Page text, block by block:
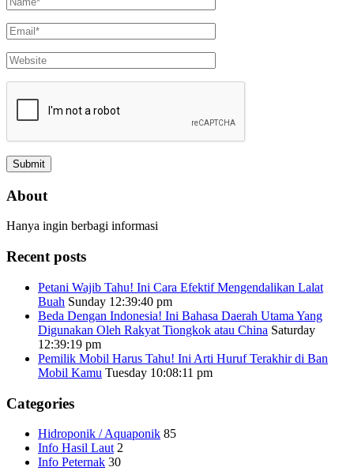
About
Hanya ingin berbagi informasi
Recent posts
Petani Wajib Tahu! Ini Cara Efektif Mengendalikan Lalat
Buah Sunday 12:39:40 pm
Beda Dengan Indonesia! Ini Bahasa Daerah Utama Yang
Digunakan Oleh Rakyat Tiongkok atau China Saturday
12:39:19 pm
Pemilik Mobil Harus Tahu! Ini Arti Huruf Terakhir di Ban
Mobil Kamu Tuesday 10:08:11 pm
Categories
Hidroponik / Aquaponik 85
Info Hasil Laut 2
Info Peternak 30